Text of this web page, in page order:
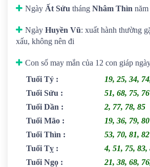
Ngày Ất Sửu tháng Nhâm Thìn năm
Ngày Huyền Vũ: xuất hành thường
xấu, không nên đi
Con số may mắn của 12 con giáp
Tuổi Tý :
19, 25, 34,
Tuổi Sửu :
51, 68, 75, 76
Tuổi Dần :
2, 77, 78, 85
Tuổi Mão :
19, 36, 79, 80
Tuổi Thìn :
53, 70, 81, 82
Tuổi Tỵ :
4, 51, 75, 83,
Tuổi Ngọ :
21, 38, 68,